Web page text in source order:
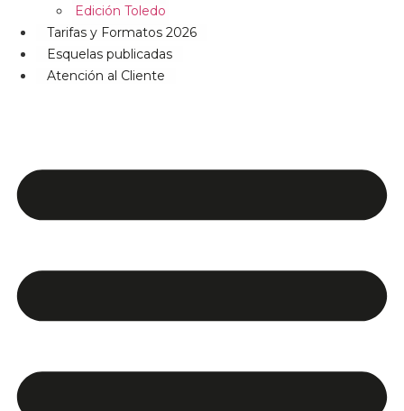
Edición Toledo
Tarifas y Formatos 2026
Esquelas publicadas
Atención al Cliente